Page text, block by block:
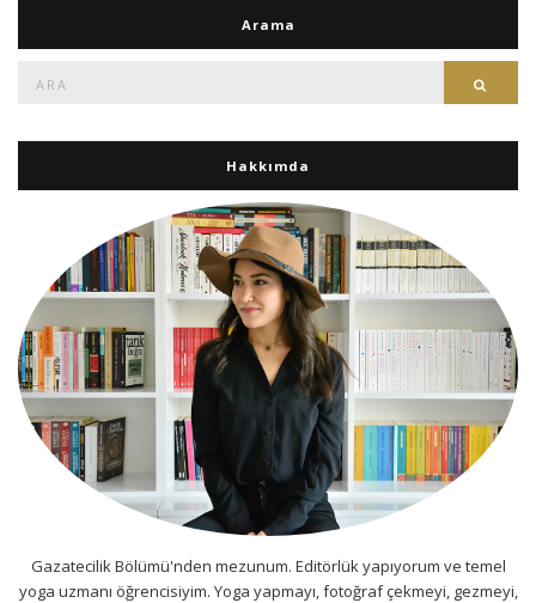
Arama
Hakkımda
Gazatecilik Bölümü'nden mezunum. Editörlük yapıyorum ve temel
yoga uzmanı öğrencisiyim. Yoga yapmayı, fotoğraf çekmeyi, gezmeyi,